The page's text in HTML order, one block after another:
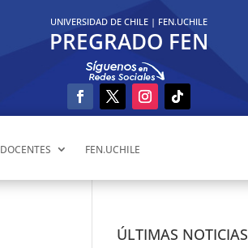
UNIVERSIDAD DE CHILE | FEN.UCHILE
PREGRADO FEN
DOCENTES FEN.UCHILE
ÚLTIMAS NOTICIAS